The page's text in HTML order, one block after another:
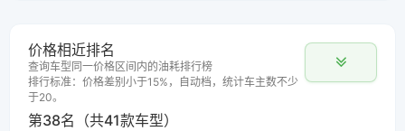
价格相近排名
查询车型同一价格区间内的油耗排行榜
排行标准：价格差别小于15%，自动档，统计车主数不少
于20。
第38名（共41款车型）